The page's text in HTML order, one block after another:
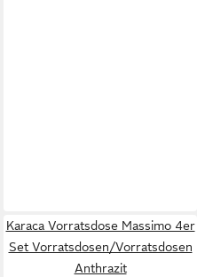
Karaca Vorratsdose Massimo 4er
Set Vorratsdosen/Vorratsdosen
Anthrazit